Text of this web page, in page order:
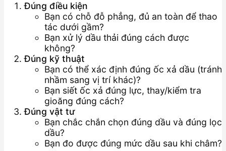
Đúng điều kiện
Bạn có chỗ đỗ phẳng, đủ an toàn để thao
tác dưới gầm?
Bạn xử lý dầu thải đúng cách được
không?
Đúng kỹ thuật
Bạn có thể xác định đúng ốc xả dầu (tránh
nhầm sang vị trí khác)?
Bạn siết ốc xả đúng lực, thay/kiểm tra
gioăng đúng cách?
Đúng vật tư
Bạn chắc chắn chọn đúng dầu và đúng lọc
dầu?
Bạn đo được đúng mức dầu sau khi châm?